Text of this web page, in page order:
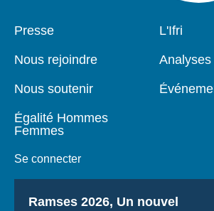
Pied
Presse
Nous rejoindre
Nous soutenir
Égalité Hommes
Femmes
Se connecter
Navigation
L'Ifri
Analyses
Titre
Ramses 2026, Un nouvel